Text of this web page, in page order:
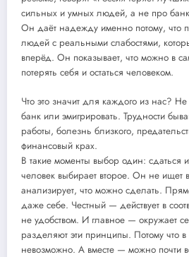
сильных и умных людей, а не про
Он даёт надежду именно потому, что
людей с реальными слабостями,
вперёд. Он показывает, что можно в
потерять себя и остаться человеком.
Что это значит для каждого из нас? Не
банк или эмигрировать. Трудности
работы, болезнь близкого,
финансовый крах.
В такие моменты выбор один: сдаться
человек выбирает второе. Он не ищет
анализирует, что можно сделать.
даже себе. Честный — действует в
не удобством. И главное — окружает
разделяют эти принципы. Потому что в
невозможно. А вместе — можно почти